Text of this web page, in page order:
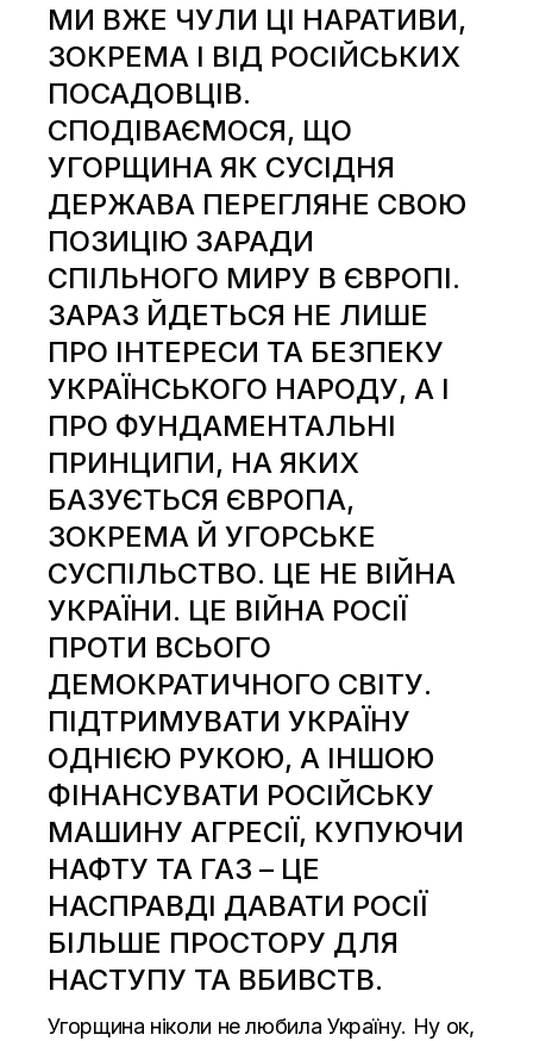
МИ ВЖЕ ЧУЛИ ЦІ НАРАТИВИ,
ЗОКРЕМА І ВІД РОСІЙСЬКИХ
ПОСАДОВЦІВ.
СПОДІВАЄМОСЯ, ЩО
УГОРЩИНА ЯК СУСІДНЯ
ДЕРЖАВА ПЕРЕГЛЯНЕ СВОЮ
ПОЗИЦІЮ ЗАРАДИ
СПІЛЬНОГО МИРУ В ЄВРОПІ.
ЗАРАЗ ЙДЕТЬСЯ НЕ ЛИШЕ
ПРО ІНТЕРЕСИ ТА БЕЗПЕКУ
УКРАЇНСЬКОГО НАРОДУ, А І
ПРО ФУНДАМЕНТАЛЬНІ
ПРИНЦИПИ, НА ЯКИХ
БАЗУЄТЬСЯ ЄВРОПА,
ЗОКРЕМА Й УГОРСЬКЕ
СУСПІЛЬСТВО. ЦЕ НЕ ВІЙНА
УКРАЇНИ. ЦЕ ВІЙНА РОСІЇ
ПРОТИ ВСЬОГО
ДЕМОКРАТИЧНОГО СВІТУ.
ПІДТРИМУВАТИ УКРАЇНУ
ОДНІЄЮ РУКОЮ, А ІНШОЮ
ФІНАНСУВАТИ РОСІЙСЬКУ
МАШИНУ АГРЕСІЇ, КУПУЮЧИ
НАФТУ ТА ГАЗ – ЦЕ
НАСПРАВДІ ДАВАТИ РОСІЇ
БІЛЬШЕ ПРОСТОРУ ДЛЯ
НАСТУПУ ТА ВБИВСТВ.
Угорщина ніколи не любила Україну. Ну ок,